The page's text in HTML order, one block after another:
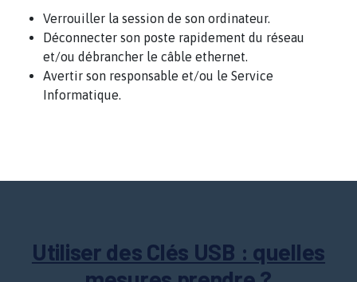
Verrouiller la session de son ordinateur.
Déconnecter son poste rapidement du réseau
et/ou débrancher le câble ethernet.
Avertir son responsable et/ou le Service
Informatique.
Utiliser des Clés USB : quelles